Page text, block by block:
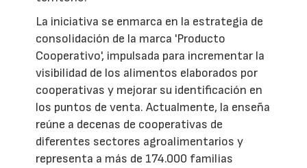
La iniciativa se enmarca en la estrategia de
consolidación de la marca 'Producto
Cooperativo', impulsada para incrementar la
visibilidad de los alimentos elaborados por
cooperativas y mejorar su identificación en
los puntos de venta. Actualmente, la enseña
reúne a decenas de cooperativas de
diferentes sectores agroalimentarios y
representa a más de 174.000 familias